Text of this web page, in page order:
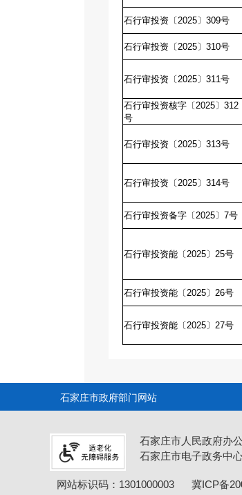
石行审投资〔2025〕309号
石行审投资〔2025〕310号
石行审投资〔2025〕311号
石行审投资核字〔2025〕312
号
石行审投资〔2025〕313号
石行审投资〔2025〕314号
石行审投资备字〔2025〕7号
石行审投资能〔2025〕25号
石行审投资能〔2025〕26号
石行审投资能〔2025〕27号